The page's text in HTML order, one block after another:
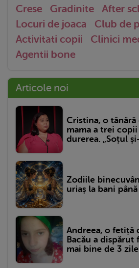
Crese Gradinite After
Locuri de joaca
Club de
Activitati copii
Clinici
Agentii bone
Articole noi
Cristina, o tânără
mama a trei
durerea. „Soțul
Zodiile
uriaș la bani
Andreea, o fetiță
Bacău a dispărut
mai bine de 3 zile